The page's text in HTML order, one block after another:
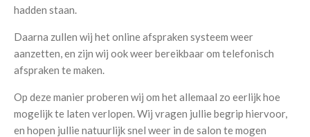
hadden staan.
Daarna zullen wij het online afspraken systeem weer
aanzetten, en zijn wij ook weer bereikbaar om telefonisch
afspraken te maken.
Op deze manier proberen wij om het allemaal zo eerlijk hoe
mogelijk te laten verlopen. Wij vragen jullie begrip hiervoor,
en hopen jullie natuurlijk snel weer in de salon te mogen